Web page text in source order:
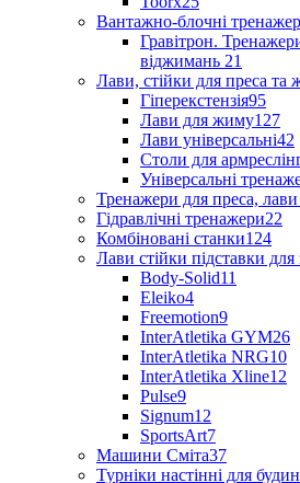
Вантажно-блочні
Гравітрон.
віджимань 21
Лави, стійки для преса та
Гіперекстензія95
Лави для жиму127
Лави універсальні42
Столи для
Універсальні
Тренажери для преса,
Гідравлічні тренажери22
Комбіновані станки124
Лави стійки підставки для
Body-Solid11
Eleiko4
Freemotion9
InterAtletika GYM26
InterAtletika NRG10
InterAtletika Xline12
Pulse9
Signum12
SportsArt7
Машини Сміта37
Турніки настінні для